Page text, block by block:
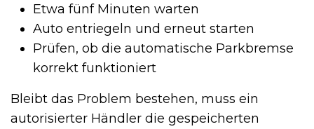
Etwa fünf Minuten warten
Auto entriegeln und erneut starten
Prüfen, ob die automatische Parkbremse
korrekt funktioniert
Bleibt das Problem bestehen, muss ein
autorisierter Händler die gespeicherten